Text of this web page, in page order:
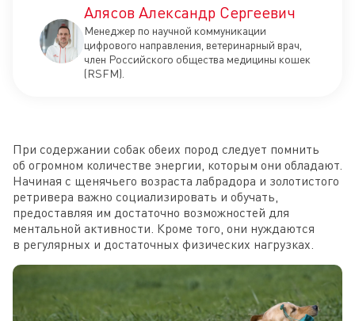
Алясов Александр Сергеевич
Менеджер по научной коммуникации
цифрового направления, ветеринарный врач,
член Российского общества медицины кошек
(RSFM).
При содержании собак обеих пород следует помнить
об огромном количестве энергии, которым они обладают.
Начиная с щенячьего возраста лабрадора и золотистого
ретривера важно социализировать и обучать,
предоставляя им достаточно возможностей для
ментальной активности. Кроме того, они нуждаются
в регулярных и достаточных физических нагрузках.